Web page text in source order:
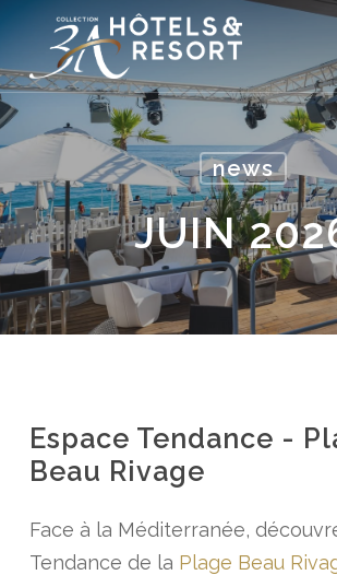
main
content
news
JUIN
Espace Tendance -
Beau Rivage
Face à la Méditerranée,
Tendance de la Plage Beau